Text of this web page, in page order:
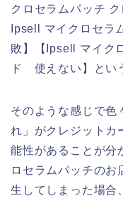
クロセラムパッチ
Ipsell マイクロセ
敗】【Ipsell マイク
ド 使えない】とい
そのような感じで色
れ」がクレジットカ
能性があることが分
ロセラムパッチのお
生してしまった場合